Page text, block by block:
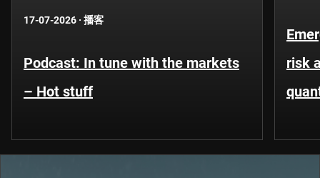
17-07-2026 · 播客
Podcast: In tune with the markets
– Hot stuff
risk